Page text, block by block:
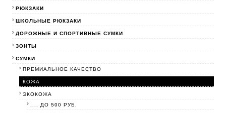
РЮКЗАКИ
ШКОЛЬНЫЕ РЮКЗАКИ
ДОРОЖНЫЕ И СПОРТИВНЫЕ СУМКИ
ЗОНТЫ
СУМКИ
ПРЕМИАЛЬНОЕ КАЧЕСТВО
КОЖА
ЭКОКОЖА
.... ДО 500 РУБ.